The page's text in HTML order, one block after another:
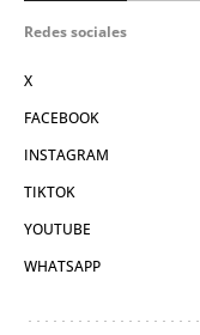
Redes sociales
X
FACEBOOK
INSTAGRAM
TIKTOK
YOUTUBE
WHATSAPP